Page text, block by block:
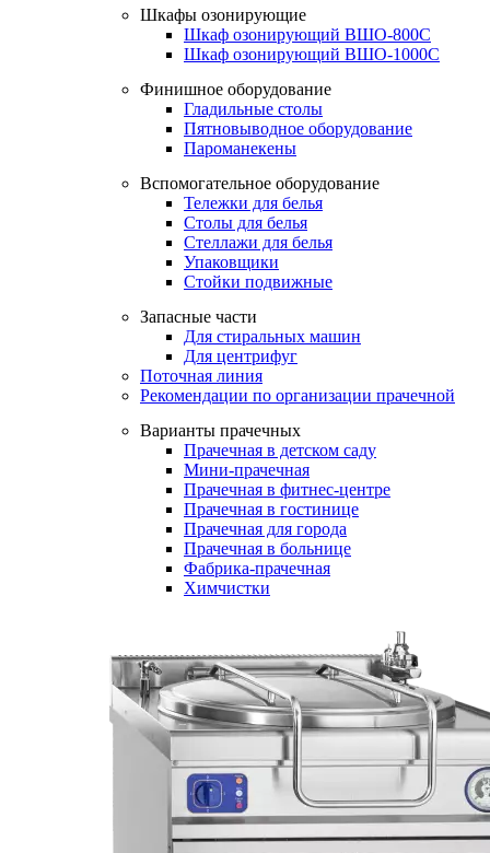
Шкафы озонирующие
Шкаф озонирующий ВШО-800С
Шкаф озонирующий ВШО-1000С
Финишное оборудование
Гладильные столы
Пятновыводное оборудование
Пароманекены
Вспомогательное оборудование
Тележки для белья
Столы для белья
Стеллажи для белья
Упаковщики
Стойки подвижные
Запасные части
Для стиральных машин
Для центрифуг
Поточная линия
Рекомендации по организации прачечной
Варианты прачечных
Прачечная в детском саду
Мини-прачечная
Прачечная в фитнес-центре
Прачечная в гостинице
Прачечная для города
Прачечная в больнице
Фабрика-прачечная
Химчистки